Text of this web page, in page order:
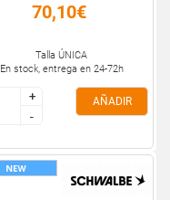
70,10€
Talla ÚNICA
En stock, entrega en 24-72h
+
-
+
-
AÑADIR